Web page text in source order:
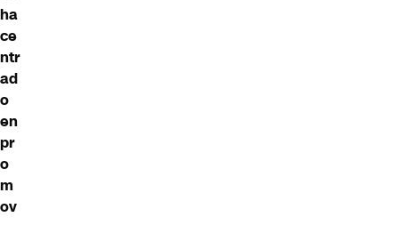
ha
ce
ntr
ad
o
en
pr
o
m
ov